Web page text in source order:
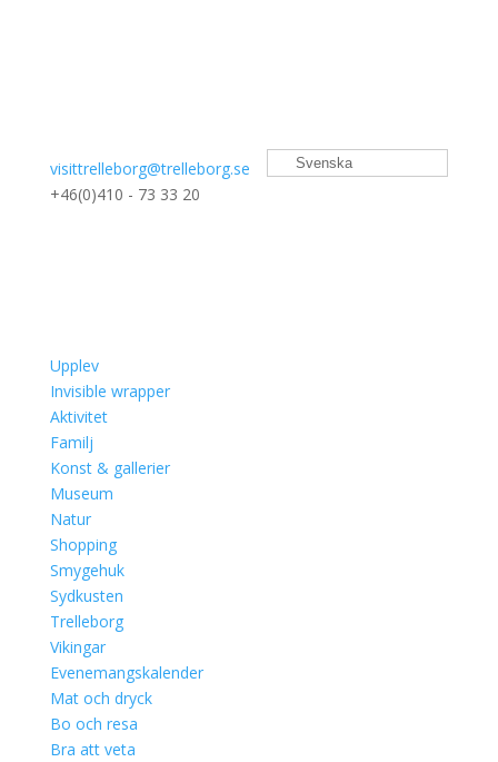
Svenska
visittrelleborg@trelleborg.se
+46(0)410 - 73 33 20
Upplev
Invisible wrapper
Aktivitet
Familj
Konst & gallerier
Museum
Natur
Shopping
Smygehuk
Sydkusten
Trelleborg
Vikingar
Evenemangskalender
Mat och dryck
Bo och resa
Bra att veta